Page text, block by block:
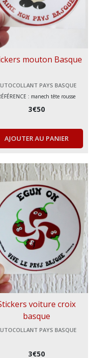
mouton Basque
PAYS BASQUE
: manech tête rousse
3€50
AJOUTER AU PANIER
voiture croix
basque
PAYS BASQUE
3€50